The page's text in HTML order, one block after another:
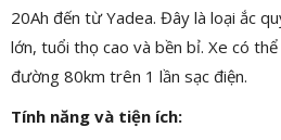
20Ah đến từ Yadea. Đây là loại ắc
lớn, tuổi thọ cao và bền bỉ. Xe có
đường 80km trên 1 lần sạc điện.
Tính năng và tiện ích: